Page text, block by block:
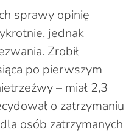
sprawy opinię
jednak
Zrobił
po pierwszym
– miał 2,3
o zatrzymaniu
osób zatrzymanych